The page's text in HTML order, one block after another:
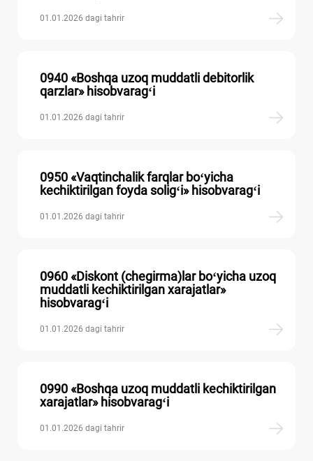
01.01.2026 dagi tahrir
0940 «Boshqa uzoq muddatli debitorlik
qarzlar» hisobvaragʻi
01.01.2026 dagi tahrir
0950 «Vaqtinchalik farqlar boʻyicha
kechiktirilgan foyda soligʻi» hisobvaragʻi
01.01.2026 dagi tahrir
0960 «Diskont (chegirma)lar boʻyicha uzoq
muddatli kechiktirilgan хarajatlar»
hisobvaragʻi
01.01.2026 dagi tahrir
0990 «Boshqa uzoq muddatli kechiktirilgan
хarajatlar» hisobvaragʻi
01.01.2026 dagi tahrir